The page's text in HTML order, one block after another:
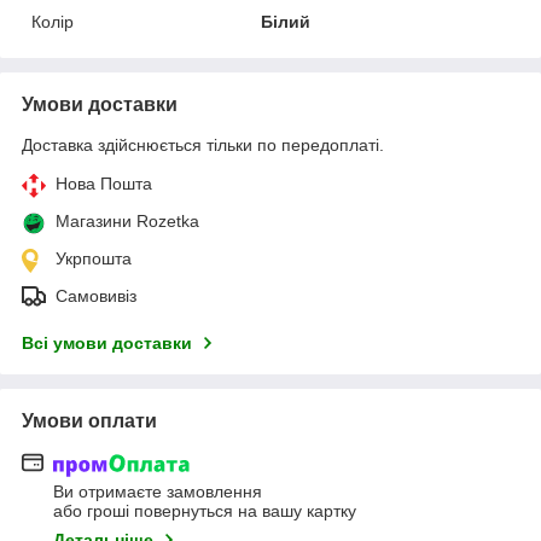
Колір Білий
Умови доставки
Доставка здійснюється тільки по передоплаті.
Нова Пошта
Магазини Rozetka
Укрпошта
Самовивіз
Всі умови доставки
Умови оплати
Ви отримаєте замовлення
або гроші повернуться на вашу картку